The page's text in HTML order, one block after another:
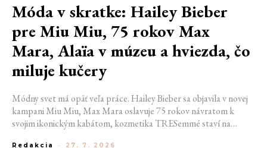
Móda v skratke: Hailey Bieber
pre Miu Miu, 75 rokov Max
Mara, Alaïa v múzeu a hviezda, čo
miluje kučery
Módny svet má opäť veľa práce. Hailey Bieber sa objavila v novej
kampani Miu Miu, Max Mara oslavuje 75 rokov návratom k
svojim ikonickým kabátom, kozmetika TRESemmé staví na
Redakcia - 27. 7. 2026